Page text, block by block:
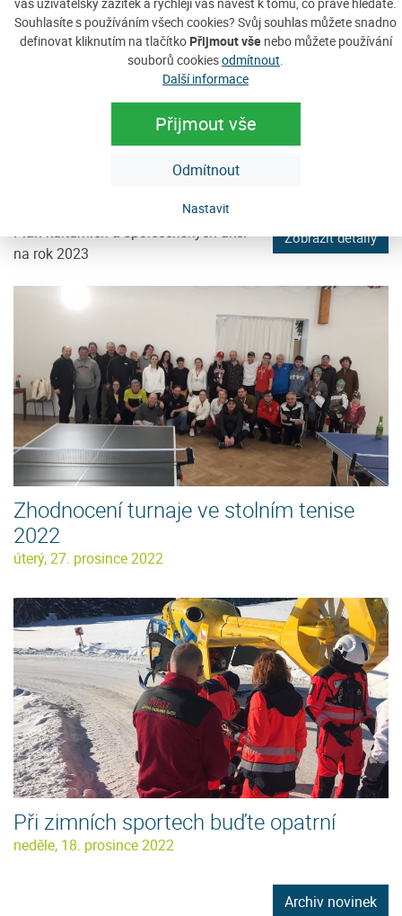
Souhlasíte s používáním všech cookies? Svůj souhlas můžete snadno
definovat kliknutím na tlačítko Přijmout všenebo můžete používání
souborů cookiesodmítnout
Další informace
Přijmout vše
Odmítnout
Nastavit
Kulturní přehled na rok 2023
Plán kulturních a společenských akcí
na rok 2023
Zobrazit detaily
Zhodnocení turnaje ve stolním tenise
2022
úterý, 27. prosince 2022
Při zimních sportech buďte opatrní
neděle, 18. prosince 2022
Archiv novinek